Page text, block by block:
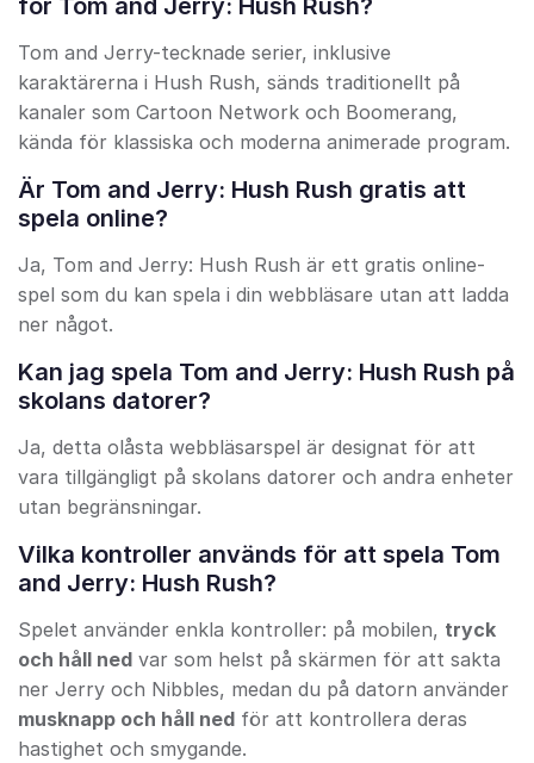
för Tom and Jerry: Hush Rush?
Tom and Jerry-tecknade serier, inklusive
karaktärerna i Hush Rush, sänds traditionellt på
kanaler som Cartoon Network och Boomerang,
kända för klassiska och moderna animerade program.
Är Tom and Jerry: Hush Rush gratis att
spela online?
Ja, Tom and Jerry: Hush Rush är ett gratis online-
spel som du kan spela i din webbläsare utan att ladda
ner något.
Kan jag spela Tom and Jerry: Hush Rush på
skolans datorer?
Ja, detta olåsta webbläsarspel är designat för att
vara tillgängligt på skolans datorer och andra enheter
utan begränsningar.
Vilka kontroller används för att spela Tom
and Jerry: Hush Rush?
Spelet använder enkla kontroller: på mobilen, tryck
och håll ned var som helst på skärmen för att sakta
ner Jerry och Nibbles, medan du på datorn använder
musknapp och håll ned för att kontrollera deras
hastighet och smygande.